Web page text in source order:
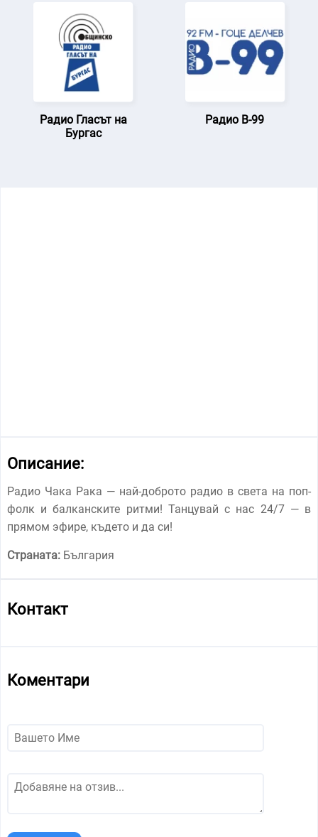
Радио Гласът на
Бургас
Радио В-99
Описание:
Радио Чака Рака — най-доброто радио в света на поп-
фолк и балканските ритми! Танцувай с нас 24/7 — в
прямом эфире, където и да си!
Страната: България
Контакт
Коментари